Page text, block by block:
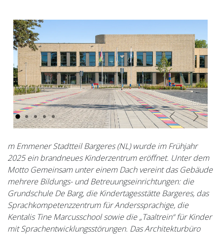
Vorige
m Emmener Stadtteil Bargeres (NL) wurde im Frühjahr
2025 ein brandneues Kinderzentrum eröffnet. Unter dem
Motto Gemeinsam unter einem Dach vereint das Gebäude
mehrere Bildungs- und Betreuungseinrichtungen: die
Grundschule De Barg, die Kindertagesstätte Bargeres, das
Sprachkompetenzzentrum für Anderssprachige, die
Kentalis Tine Marcusschool sowie die „Taaltrein“ für Kinder
mit Sprachentwicklungsstörungen. Das Architekturbüro